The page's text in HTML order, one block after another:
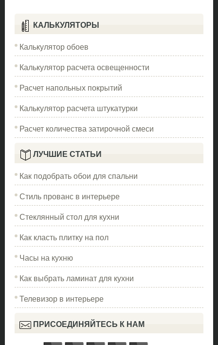
КАЛЬКУЛЯТОРЫ
Калькулятор обоев
Калькулятор расчета освещенности
Расчет напольных покрытий
Калькулятор расчета штукатурки
Расчет количества затирочной смеси
ЛУЧШИЕ СТАТЬИ
Как подобрать обои для спальни
Стиль прованс в интерьере
Стеклянный стол для кухни
Как класть плитку на пол
Часы на кухню
Как выбрать ламинат для кухни
Телевизор в интерьере
ПРИСОЕДИНЯЙТЕСЬ К НАМ